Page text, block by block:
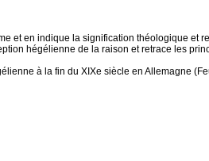
et en indique la signification théologique et
hégélienne de la raison et retrace les
à la fin du XIXe siècle en Allemagne